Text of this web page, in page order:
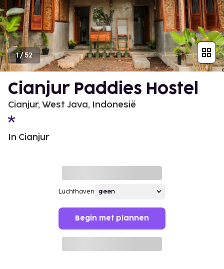
1/52
Cianjur Paddies Hostel
Cianjur, West Java, Indonesië
In Cianjur
Luchthaven
Begin met plannen